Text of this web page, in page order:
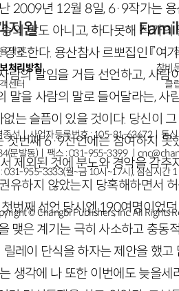
2009년 12월 8일, 6·9작가는
의 말도 아니고, 하다못해 작가
조한다. 용산참사 르뽀집인 『여
람의 말임을 거듭 선언하고, 사람
말을 사람의 말로 들어달라는, 사
는 슬픔이 있을 것이다. 당신이
첫번째 6·9선언에는 참여하지 못
제외된 것에 분노와 경악을 감추
유하지 않았는지 당혹해하면서
번째 선언 당시엔 190여명이었
맺은 계기는 극히 사소하고 충동
레이 단식을 하자는 제안을 했
생각에 나 또한 이번에도 늦을세
지원
약관
처리방침
센터
창비
클
종선ㅣ사업자등록번호 : 105-81-63672ㅣ통
문발동)ㅣ팩스 : 031-955-3399 ㅣ
031-955-3333(월~금 10시~17시), 점심시간
© Changbi Publishers, inc. All Rights